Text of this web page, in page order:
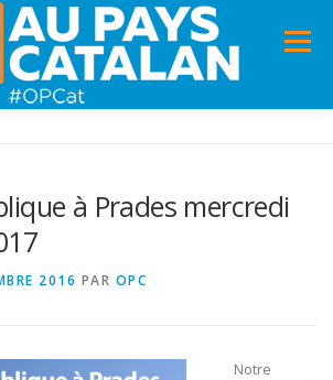
Menu
MA COMMUNE !
à Prades mercredi
2016 PAR OPC
Notre